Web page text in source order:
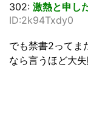
302: 激熱と申し
ID:2k94Txdy0
でも禁書2ってま
なら言うほど大